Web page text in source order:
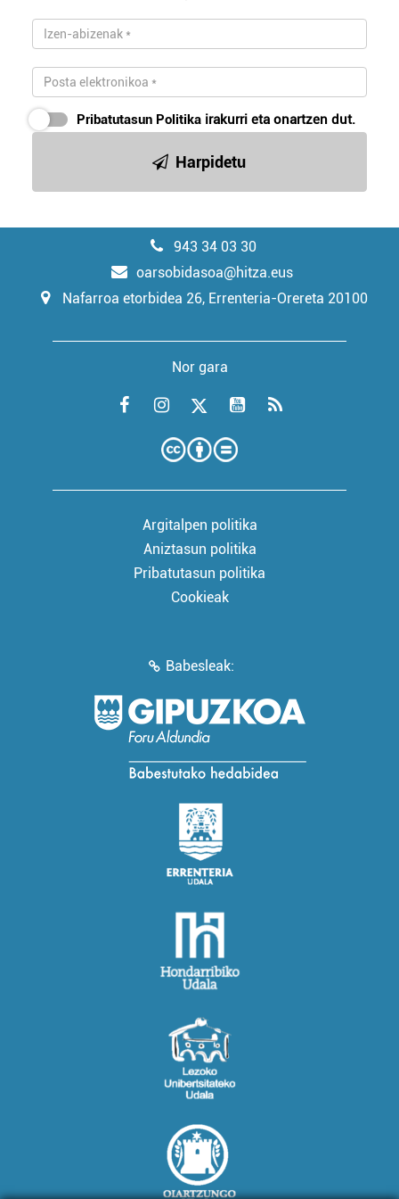
Pribatutasun Politika irakurri eta onartzen dut.
Harpidetu
943 34 03 30
oarsobidasoa@hitza.eus
Nafarroa etorbidea 26, Errenteria-Orereta 20100
Nor gara
Argitalpen politika
Aniztasun politika
Pribatutasun politika
Cookieak
Babesleak: